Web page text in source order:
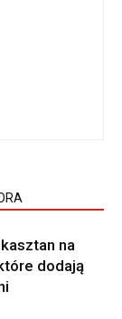
na
dodają